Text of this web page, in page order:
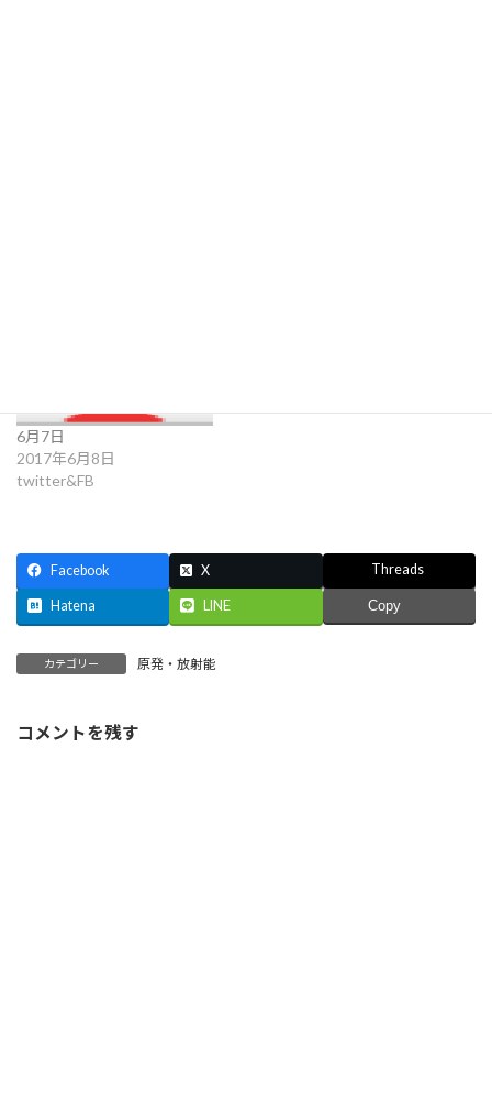
6月7日
2017年6月8日
twitter&FB
Facebook X Threads
Hatena LINE Copy
カテゴリー 原発・放射能
コメントを残す